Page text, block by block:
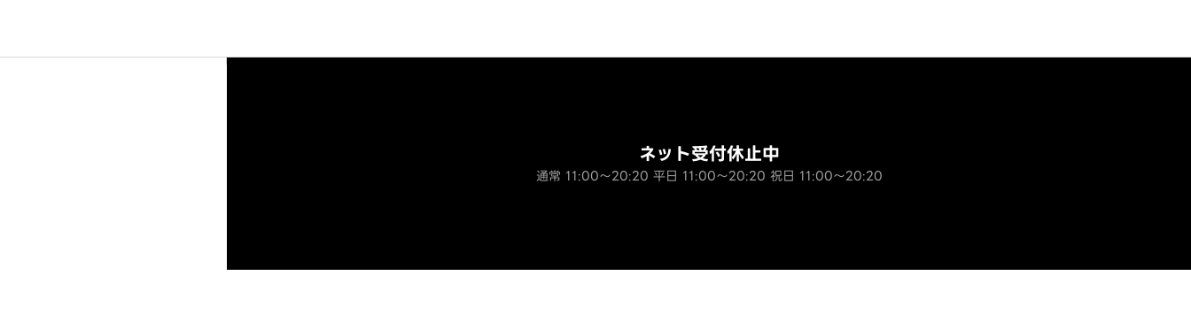
ネット受付休止中
通常 11:00～20:20 平日 11:00～20:20 祝日 11:00～20:20